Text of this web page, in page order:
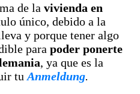
de la vivienda en
único, debido a la
y porque tener algo
para poder ponerte
, ya que es la
tu Anmeldung.